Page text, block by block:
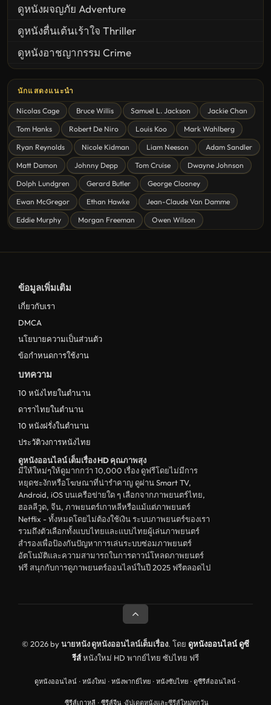
ดูหนังผจญภัย Adventure
ดูหนังตื่นเต้นเร้าใจ Thriller
ดูหนังอาชญากรรม Crime
ดูหนังสยองขวัญ Horror
ดูหนังโรแมนติก Romance
หนังชีวิต
ดูหนังแฟนตาซี Fantasy
ดูหนังลึกลับ Mystery
ดูหนังอนิเมชั่น Animation
ดูหนังไซไฟ Sci-Fi
ดูหนังญี่ปุ่น Japan
ดูหนังชีวประวัติ Biography
ดูหนังเกาหลีใต้ South Korea
ระทึกขวัญ
ตลก
ดูหนังจีน China
unknown
ดูหนังอีโรติก R18+ erotic
บู๊
หนังฝรั่ง
ดูหนังสารคดี Documentary
สยองขวัญ
ดูหนังอินเดีย India
ดูหนังจีนฮ่องกง Hong Kong
ดูหนังฝรั่งเศส France
ดูหนังฝรั่งแคนนาดา Canada
หนังรักโรแมนติก
นักแสดงแนะนำ
Nicolas Cage Bruce Willis Samuel L. Jackson
Jackie Chan
Tom Hanks
Robert De Niro Louis Koo
Mark Wahlberg
Ryan Reynolds
Nicole Kidman Liam Neeson
Adam Sandler
Matt Damon
Johnny Depp Tom Cruise
Dwayne Johnson
Dolph Lundgren
Gerard Butler
George Clooney
Ewan McGregor
Ethan Hawke
Jean-Claude Van Damme
Eddie Murphy
Morgan Freeman Owen Wilson
ข้อมูลเพิ่มเติม
เกี่ยวกับเรา
DMCA
นโยบายความเป็นส่วนตัว
ข้อกำหนดการใช้งาน
บทความ
10 หนังไทยในตำนาน
ดาราไทยในตำนาน
10 หนังฝรั่งในตำนาน
ประวัติวงการหนังไทย
ดูหนังออนไลน์ เต็มเรื่อง HD คุณภาพสุง
มีให้ใหม่ๆให้ดูมากกว่า 10,000 เรื่อง ดูฟรีโดยไม่มีการ
หยุดชะงักหรือโฆษณาที่น่ารำคาญ ดูผ่าน Smart TV,
Android, iOS บนเครือข่ายใด ๆ เลือกจากภาพยนตร์ไทย,
ฮอลลีวูด, จีน, ภาพยนตร์เกาหลีหรือแม้แต่ภาพยนตร์
Netflix - ทั้งหมดโดยไม่ต้องใช้เงิน ระบบภาพยนตร์ของเรา
รวมถึงตัวเลือกทั้งแบบไทยและแบบไทยผู้เล่นภาพยนตร์
สำรองเพื่อป้องกันปัญหาการเล่นระบบซ่อมภาพยนตร์
อัตโนมัติและความสามารถในการดาวน์โหลดภาพยนตร์
ฟรี สนุกกับการดูภาพยนตร์ออนไลน์ในปี 2025 ฟรีตลอดไป
© 2026 byนายหนัง ดูหนังออนไลน์เต็มเรื่อง. โดย ดูหนังออนไลน์ ดูซี
รีส์หนังใหม่ HD พากย์ไทย ซับไทย ฟรี
ดูหนังออนไลน์ · หนังใหม่ · หนังพากย์ไทย · หนังซับไทย · ดูซีรีส์ออนไลน์ ·
ซีรีส์เกาหลี · ซีรีส์จีน ·อัปเดตหนังและซีรีส์ใหม่ทุกวัน